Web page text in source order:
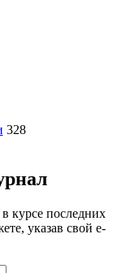
328
курсе последних
указав свой e-